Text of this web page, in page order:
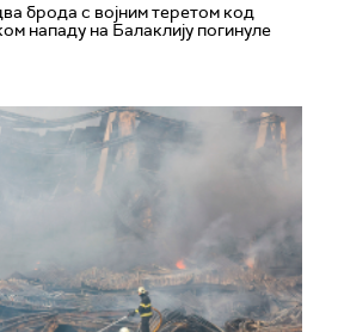
брода с војним теретом код
нападу на Балаклију погинуле